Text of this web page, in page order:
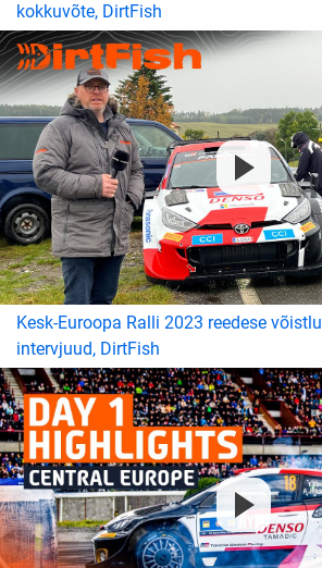
kokkuvõte, DirtFish
Kesk-Euroopa Ralli 2023 reedese
intervjuud, DirtFish